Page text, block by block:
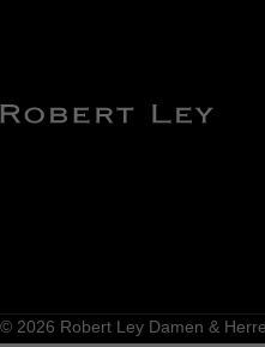
© 2026 Robert Ley Damen &